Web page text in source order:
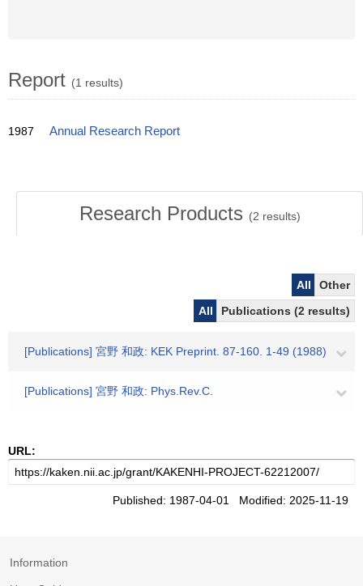
Report (1 results)
1987 Annual Research Report
Research Products (2 results)
All
Other
All
Publications (2 results)
[Publications] 宮野 和政: KEK Preprint. 87-160. 1-49 (1988)
[Publications] 宮野 和政: Phys.Rev.C.
URL:
Published: 1987-04-01 Modified: 2025-11-19
Information